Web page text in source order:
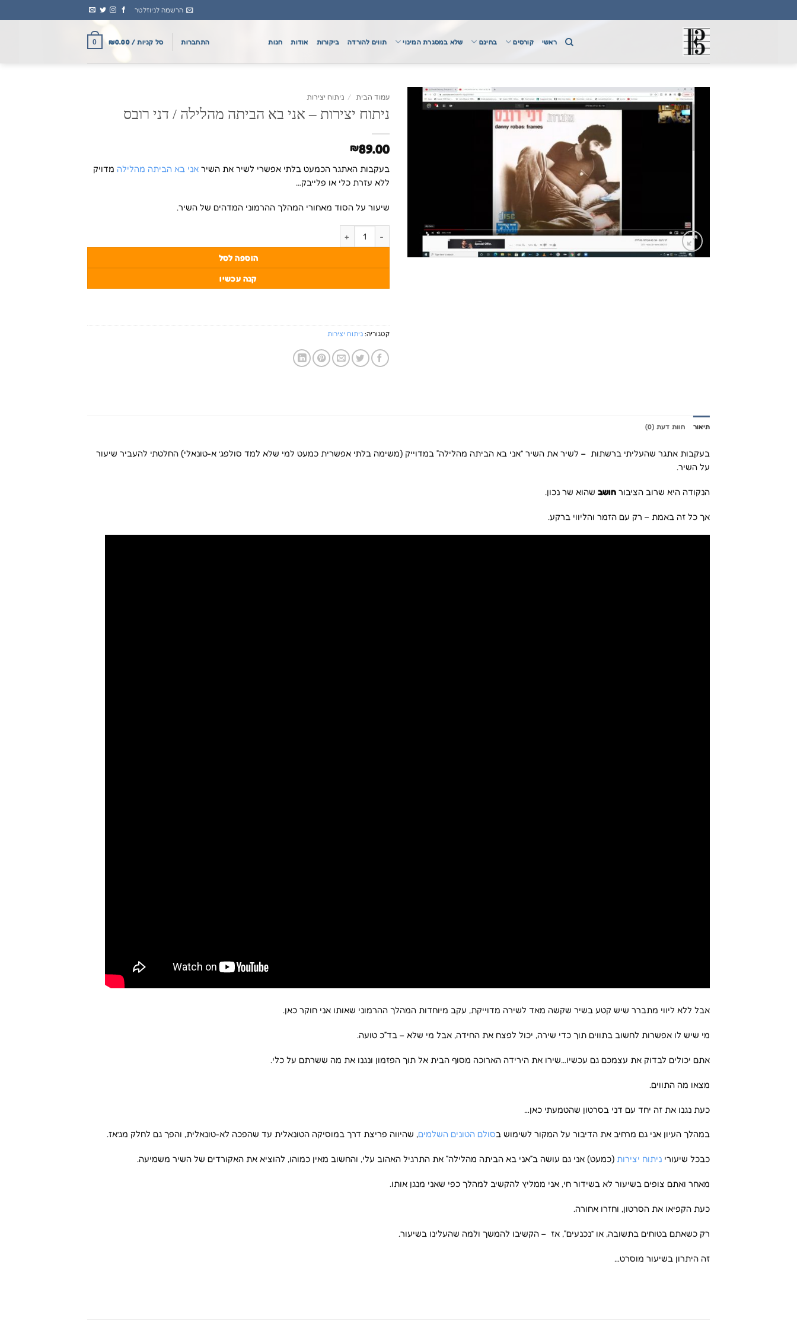
to
הרשמה לניוזלטר
ראשי קורסים בחינם שלא במסגרת המינוי תווים להורדה ביקורות אודות חנות התחברות סל קניות / ₪0.00
0
עמוד הבית / ניתוח יצירות
ניתוח יצירות – אני בא הביתה מהלילה / דני רובס
₪89.00
בעקבות האתגר הכמעט בלתי אפשרי לשיר את השיר אני בא הביתה מהלילה מדויק
ללא עזרת כלי או פלייבק…
שיעור על הסוד מאחורי המהלך ההרמוני המדהים של השיר.
הוספה לסל
קנה עכשיו
קטגוריה: ניתוח יצירות
תיאור חוות דעת (0)
בעקבות אתגר שהעליתי ברשתות – לשיר את השיר “אני בא הביתה מהלילה” במדוייק (משימה בלתי אפשרית כמעט למי שלא למד סולפג’ א-טונאלי) החלטתי להעביר שיעור
על השיר.
הנקודה היא שרוב הציבור חושב שהוא שר נכון.
אך כל זה באמת – רק עם הזמר והליווי ברקע.
אבל ללא ליווי מתברר שיש קטע בשיר שקשה מאד לשירה מדוייקת, עקב מיוחדות המהלך ההרמוני שאותו אני חוקר כאן.
מי שיש לו אפשרות לחשוב בתווים תוך כדי שירה, יכול לפצח את החידה, אבל מי שלא – בד”כ טועה.
אתם יכולים לבדוק את עצמכם גם עכשיו…שירו את הירידה הארוכה מסוף הבית אל תוך הפזמון ונגנו את מה ששרתם על כלי.
מצאו מה התווים.
כעת נגנו את זה יחד עם דני בסרטון שהטמעתי כאן…
במהלך העיון אני גם מרחיב את הדיבור על המקור לשימוש בסולם הטונים השלמים, שהיווה פריצת דרך במוסיקה הטונאלית עד שהפכה לא-טונאלית, והפך גם לחלק מג’אז.
כבכל שיעורי ניתוח יצירות (כמעט) אני גם עושה ב”אני בא הביתה מהלילה” את התרגיל האהוב עלי, והחשוב מאין כמוהו, להוציא את האקורדים של השיר משמיעה.
מאחר ואתם צופים בשיעור לא בשידור חי, אני ממליץ להקשיב למהלך כפי שאני מנגן אותו.
כעת הקפיאו את הסרטון, וחזרו אחורה.
רק כשאתם בטוחים בתשובה, או “נכנעים”, אז – הקשיבו להמשך ולמה שהעלינו בשיעור.
זה היתרון בשיעור מוסרט…